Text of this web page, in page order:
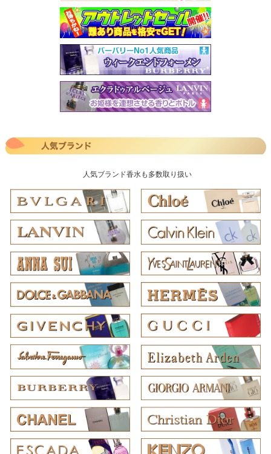
人気ブランド香水も多数取り扱い